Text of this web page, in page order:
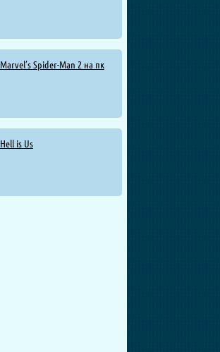
Marvel’s Spider-Man 2 на пк
Hell is Us